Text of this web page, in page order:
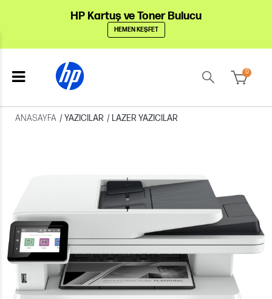
HP Kartuş ve Toner Bulucu
HEMEN KEŞFET
0
ANASAYFA /YAZICILAR / LAZER YAZICILAR